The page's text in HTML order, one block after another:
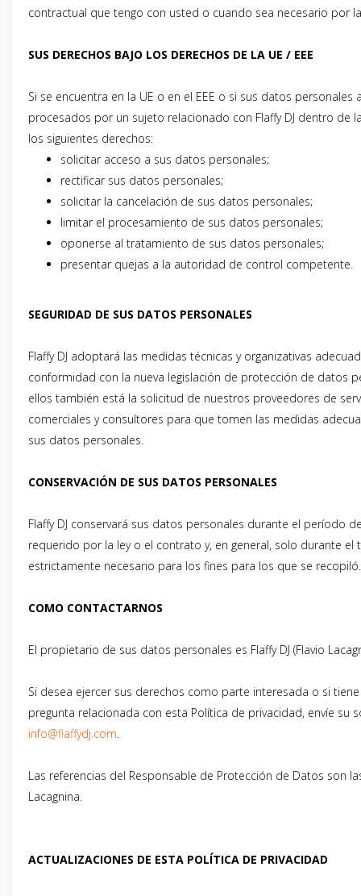
contractual que tengo con usted o cuando sea necesario por
SUS DERECHOS BAJO LOS DERECHOS DE LA UE / EEE
Si se encuentra en la UE o en el EEE o si sus datos personales
procesados ​​por un sujeto relacionado con Flaffy DJ dentro de
los siguientes derechos:
solicitar acceso a sus datos personales;
rectificar sus datos personales;
solicitar la cancelación de sus datos personales;
limitar el procesamiento de sus datos personales;
oponerse al tratamiento de sus datos personales;
presentar quejas a la autoridad de control competente.
SEGURIDAD DE SUS DATOS PERSONALES
Flaffy DJ adoptará las medidas técnicas y organizativas
conformidad con la nueva legislación de protección de datos
ellos también está la solicitud de nuestros proveedores de
comerciales y consultores para que tomen las medidas
sus datos personales.
CONSERVACIÓN DE SUS DATOS PERSONALES
Flaffy DJ conservará sus datos personales durante el período
requerido por la ley o el contrato y, en general, solo durante el
estrictamente necesario para los fines para los que se recopiló.
COMO CONTACTARNOS
El propietario de sus datos personales es Flaffy DJ (Flavio
Si desea ejercer sus derechos como parte interesada o si
pregunta relacionada con esta Política de privacidad, envíe su
info@flaffydj.com.
Las referencias del Responsable de Protección de Datos son
Lacagnina.
ACTUALIZACIONES DE ESTA POLÍTICA DE PRIVACIDAD